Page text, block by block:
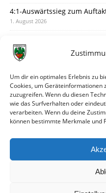
Um dir ein optimales Erlebnis zu
Cookies, um Geräteinformationen
zuzugreifen. Wenn du diesen
wie das Surfverhalten oder
verarbeiten. Wenn du deine
können bestimmte Merkmale und
4:1-Auswärtssieg zum
1. August 2026
31. Juli 2026
30. Juli 2026
Deine Spielminute: 89+1
28. Juli 2026
Neuer Rückensponsor
Neue Podcast-Folge: So tickt
27. Juli 2026